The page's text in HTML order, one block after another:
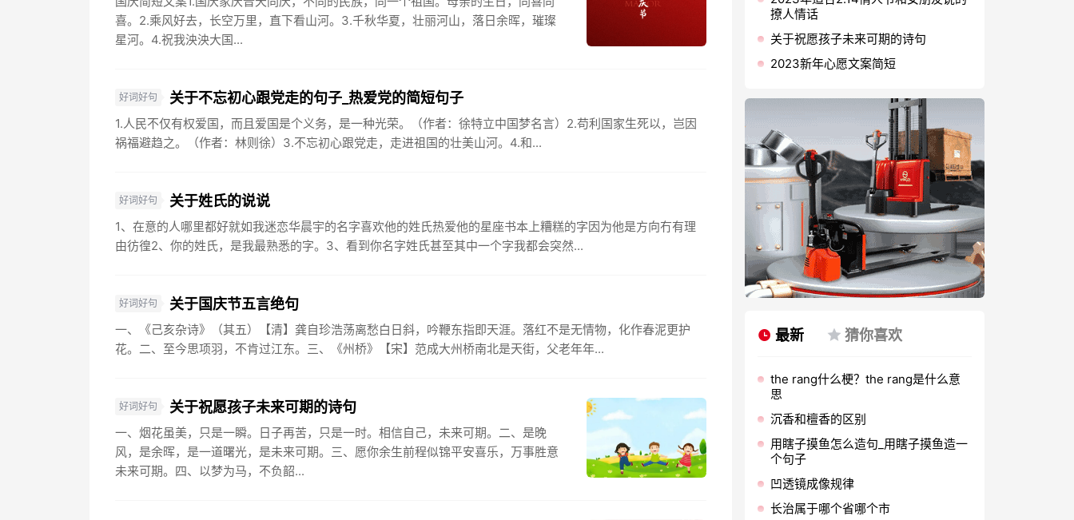
喜。2.乘风好去，长空万里，直下看山河。3.千秋华夏，壮丽河山，落日余晖，璀璨
星河。4.祝我泱泱大国...
好词好句 关于不忘初心跟党走的句子_热爱党的简短句子
1.人民不仅有权爱国，而且爱国是个义务，是一种光荣。（作者：徐特立中国梦名言）2.苟利国家生死以，岂因
祸福避趋之。（作者：林则徐）3.不忘初心跟党走，走进祖国的壮美山河。4.和...
好词好句 关于姓氏的说说
1、在意的人哪里都好就如我迷恋华晨宇的名字喜欢他的姓氏热爱他的星座书本上糟糕的字因为他是方向冇有理
由彷徨2、你的姓氏，是我最熟悉的字。3、看到你名字姓氏甚至其中一个字我都会突然...
好词好句 关于国庆节五言绝句
一、《己亥杂诗》（其五）【清】龚自珍浩荡离愁白日斜，吟鞭东指即天涯。落红不是无情物，化作春泥更护
花。二、至今思项羽，不肯过江东。三、《州桥》【宋】范成大州桥南北是天街，父老年年...
好词好句 关于祝愿孩子未来可期的诗句
一、烟花虽美，只是一瞬。日子再苦，只是一时。相信自己，未来可期。二、是晚
风，是余晖，是一道曙光，是未来可期。三、愿你余生前程似锦平安喜乐，万事胜意
未来可期。四、以梦为马，不负韶...
撩人情话
关于祝愿孩子未来可期的诗句
2023新年心愿文案简短
最新 猜你喜欢
the rang什么梗？the rang是什么意
思
沉香和檀香的区别
用瞎子摸鱼怎么造句_用瞎子摸鱼造一
个句子
凹透镜成像规律
长治属于哪个省哪个市